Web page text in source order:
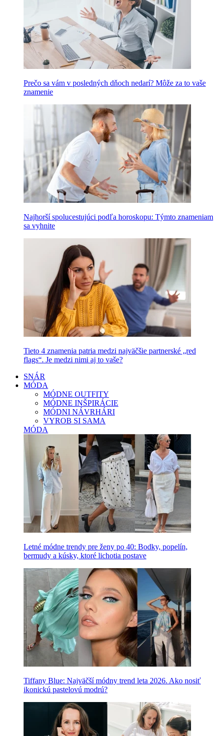
Prečo sa vám v posledných dňoch nedarí? Môže za to vaše
znamenie
Najhorší spolucestujúci podľa horoskopu: Týmto znameniam
sa vyhnite
Tieto 4 znamenia patria medzi najväčšie partnerské „red
flags“. Je medzi nimi aj to vaše?
SNÁR
MÓDA
MÓDNE OUTFITY
MÓDNE INŠPIRÁCIE
MÓDNI NÁVRHÁRI
VYROB SI SAMA
MÓDA
Letné módne trendy pre ženy po 40: Bodky, popelín,
bermudy a kúsky, ktoré lichotia postave
Tiffany Blue: Najväčší módny trend leta 2026. Ako nosiť
ikonickú pastelovú modrú?